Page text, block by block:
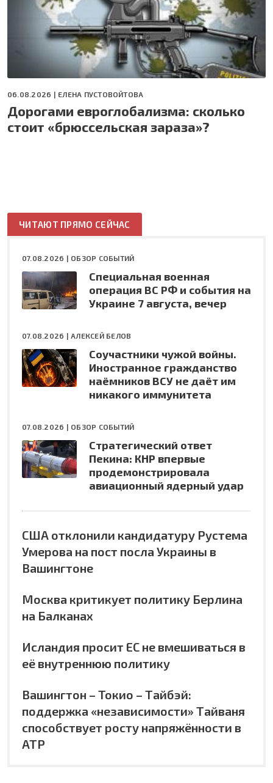
06.08.2026 | ЕЛЕНА ПУСТОВОЙТОВА
Дорогами евроглобализма: сколько
стоит «брюссельская зараза»?
ЧИТАЮТ ПРЯМО СЕЙЧАС
07.08.2026 | ОБЗОР СОБЫТИЙ
Специальная военная
операция ВС РФ и события на
Украине 7 августа, вечер
07.08.2026 |АЛЕКСЕЙ БЕЛОВ
Соучастники чужой войны.
Иностранное гражданство
наёмников ВСУ не даёт им
никакого иммунитета
07.08.2026 | ОБЗОР СОБЫТИЙ
Стратегический ответ
Пекина: КНР впервые
продемонстрировала
авиационный ядерный удар
США отклонили кандидатуру Рустема
Умерова на пост посла Украины в
Вашингтоне
Москва критикует политику Берлина
на Балканах
Исландия просит ЕС не вмешиваться в
её внутреннюю политику
Вашингтон – Токио – Тайбэй:
поддержка «независимости» Тайваня
способствует росту напряжённости в
АТР